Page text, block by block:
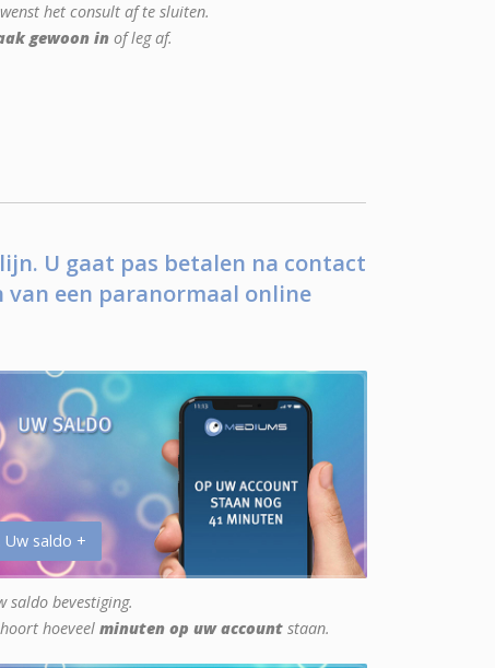
het consult af te sluiten.
gewoon in of leg af.
U gaat pas betalen na contact
een paranormaal online
Uw saldo +
saldo bevestiging.
hoeveel minuten op uw account staan.